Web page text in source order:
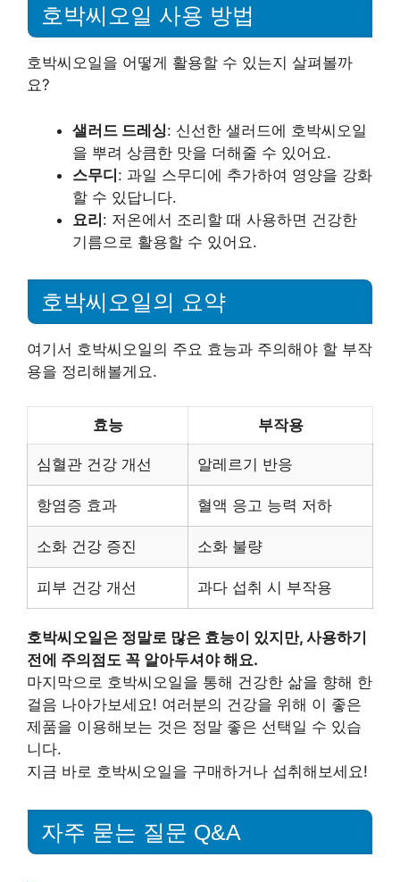
호박씨오일 사용 방법
호박씨오일을 어떻게 활용할 수 있는지 살펴볼까
요?
샐러드 드레싱: 신선한 샐러드에 호박씨오일
을 뿌려 상큼한 맛을 더해줄 수 있어요.
스무디: 과일 스무디에 추가하여 영양을 강화
할 수 있답니다.
요리: 저온에서 조리할 때 사용하면 건강한
기름으로 활용할 수 있어요.
호박씨오일의 요약
여기서 호박씨오일의 주요 효능과 주의해야 할 부작
용을 정리해볼게요.
효능 부작용
심혈관 건강 개선 알레르기 반응
항염증 효과 혈액 응고 능력 저하
소화 건강 증진 소화 불량
피부 건강 개선 과다 섭취 시 부작용
호박씨오일은 정말로 많은 효능이 있지만, 사용하기
전에 주의점도 꼭 알아두셔야 해요.
마지막으로 호박씨오일을 통해 건강한 삶을 향해 한
걸음 나아가보세요! 여러분의 건강을 위해 이 좋은
제품을 이용해보는 것은 정말 좋은 선택일 수 있습
니다.
지금 바로 호박씨오일을 구매하거나 섭취해보세요!
자주 묻는 질문 Q&A